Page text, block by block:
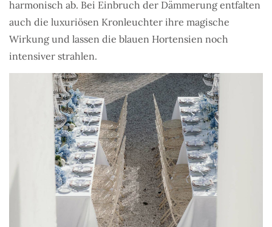
harmonisch ab. Bei Einbruch der Dämmerung entfalten
auch die luxuriösen Kronleuchter ihre magische
Wirkung und lassen die blauen Hortensien noch
intensiver strahlen.